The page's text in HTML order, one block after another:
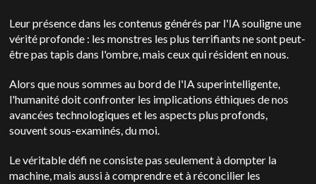
Leur présence dans les contenus générés par l'IA souligne une
vérité profonde : les monstres les plus terrifiants ne sont peut-
être pas tapis dans l'ombre, mais ceux qui résident en nous.
Alors que nous sommes au bord de l'IA superintelligente,
l'humanité doitconfronter les implications éthiques de nos
avancées technologiques et les aspects plus profonds,
souvent sous-examinés, du moi.
Le véritable défi ne consiste pas seulement à dompter la
machine, mais aussi à comprendre et à réconcilier les